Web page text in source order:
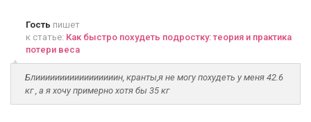
Гость пишет
к статье: Как быстро похудеть подростку: теория и практика
потери веса
Блииииииииииииииииин, кранты,я не могу похудеть у меня 42.6
кг , а я хочу примерно хотя бы 35 кг